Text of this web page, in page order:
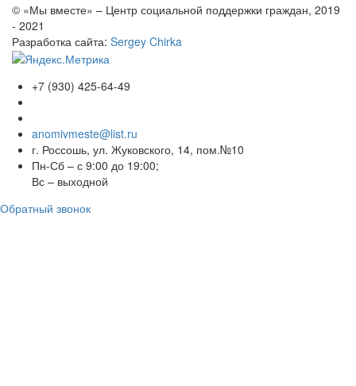
© «Мы вместе» – Центр социальной поддержки граждан, 2019
- 2021
Разработка сайта: Sergey Chirka
+7 (930) 425-64-49
anomivmeste@list.ru
г. Россошь, ул. Жуковского, 14, пом.№10
Пн-Сб – с 9:00 до 19:00;
Вс – выходной
Обратный звонок